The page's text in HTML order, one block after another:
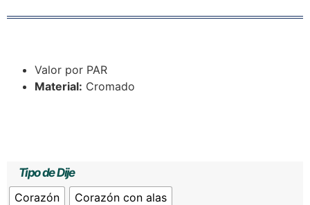
Valor por PAR
Material: Cromado
Tipo de Dije
Corazón
Corazón con alas